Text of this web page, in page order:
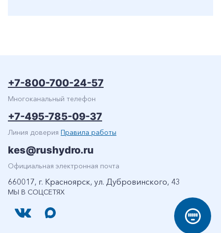
МЫ В СОЦСЕТЯХ
+7-800-700-24-57
Многоканальный телефон
+7-495-785-09-37
Линия доверия Правила работы
kes@rushydro.ru
Официальная электронная почта
660017, г. Красноярск, ул. Дубровинского, 43